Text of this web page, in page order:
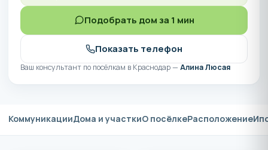
Подобрать дом за 1 мин
Показать телефон
Ваш консультант по посёлкам в Краснодар — Алина Люсая
КоммуникацииДома и участкиО посёлкеРасположение